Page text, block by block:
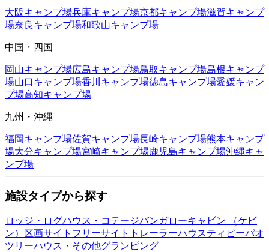
大阪キャンプ場兵庫キャンプ場京都キャンプ場滋賀キャンプ
場奈良 キャンプ場和歌山キャンプ場
中国・四国
岡山キャンプ場広島キャンプ場鳥取キャンプ場島根キャンプ
場山口キャンプ場香川 キャンプ場徳島キャンプ場愛媛キャン
プ場高知キャンプ場
九州・沖縄
福岡キャンプ場佐賀キャンプ場長崎キャンプ場熊本キャンプ
場大分キャンプ場宮崎キャンプ場鹿児島キャンプ場沖縄キャ
ンプ場
施設タイプから探す
ロッジ・ログハウス・コテージバンガローキャビン （ケビ
ン）
区画サイト フリーサイト トレーラーハウスティピーパオ
ツリーハウス・その他グランピング